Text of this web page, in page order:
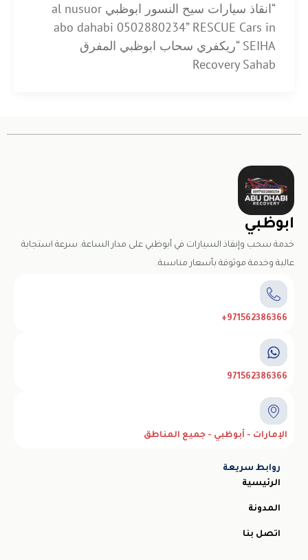
“انقاذ سيارات سيح النسور ابوظبي al nusuor
abo dahabi 0502880234” RESCUE Cars in
SEIHA “ريكفري سحاب ابوظبي المفرق
Recovery Sahab
ابوظبي
خدمة سحب وإنقاذ السيارات في أبوظبي على مدار الساعة. سرعة استجابة
عالية وخدمة موثوقة بأسعار مناسبة.
971562386366+
971562386366
الإمارات - أبوظبي - جميع المناطق
روابط سريعة
الرئيسية
المدونة
اتصل بنا